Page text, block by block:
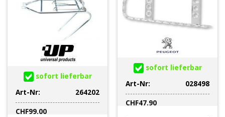
sofort lieferbar
Art-Nr:
264202
CHF99.00
sofort lieferbar
Art-Nr:
028498
CHF47.90